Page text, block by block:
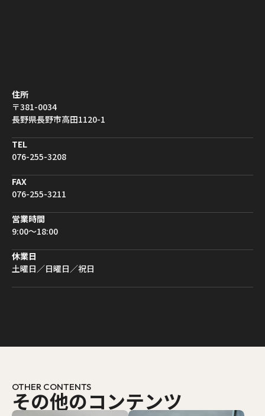
住所
〒381-0034
長野県長野市高田1120-1
TEL
076-255-3208
FAX
076-255-3211
営業時間
9:00〜18:00
休業日
土曜日／日曜日／祝日
OTHER CONTENTS
その他のコンテンツ